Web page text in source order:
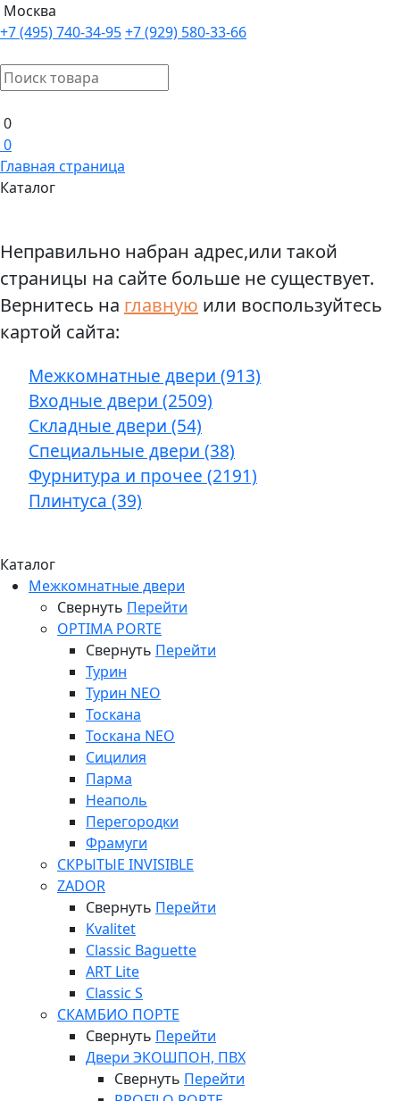
Москва
+7 (495) 740-34-95+7 (929) 580-33-66
0
0
Главная страница
Каталог
Неправильно набран адрес,или такой
страницы на сайте больше не существует.
Вернитесь на главную или воспользуйтесь
картой сайта:
Межкомнатные двери (913)
Входные двери (2509)
Складные двери (54)
Специальные двери (38)
Фурнитура и прочее (2191)
Плинтуса (39)
Каталог
Межкомнатные двери
Свернуть Перейти
OPTIMA PORTE
Свернуть Перейти
Турин
Турин NEO
Тоскана
Тоскана NEO
Сицилия
Парма
Неаполь
Перегородки
Фрамуги
СКРЫТЫЕ INVISIBLE
ZADOR
Свернуть Перейти
Kvalitet
Classic Baguette
ART Lite
Classic S
СКАМБИО ПОРТЕ
Свернуть Перейти
Двери ЭКОШПОН, ПВХ
Свернуть Перейти